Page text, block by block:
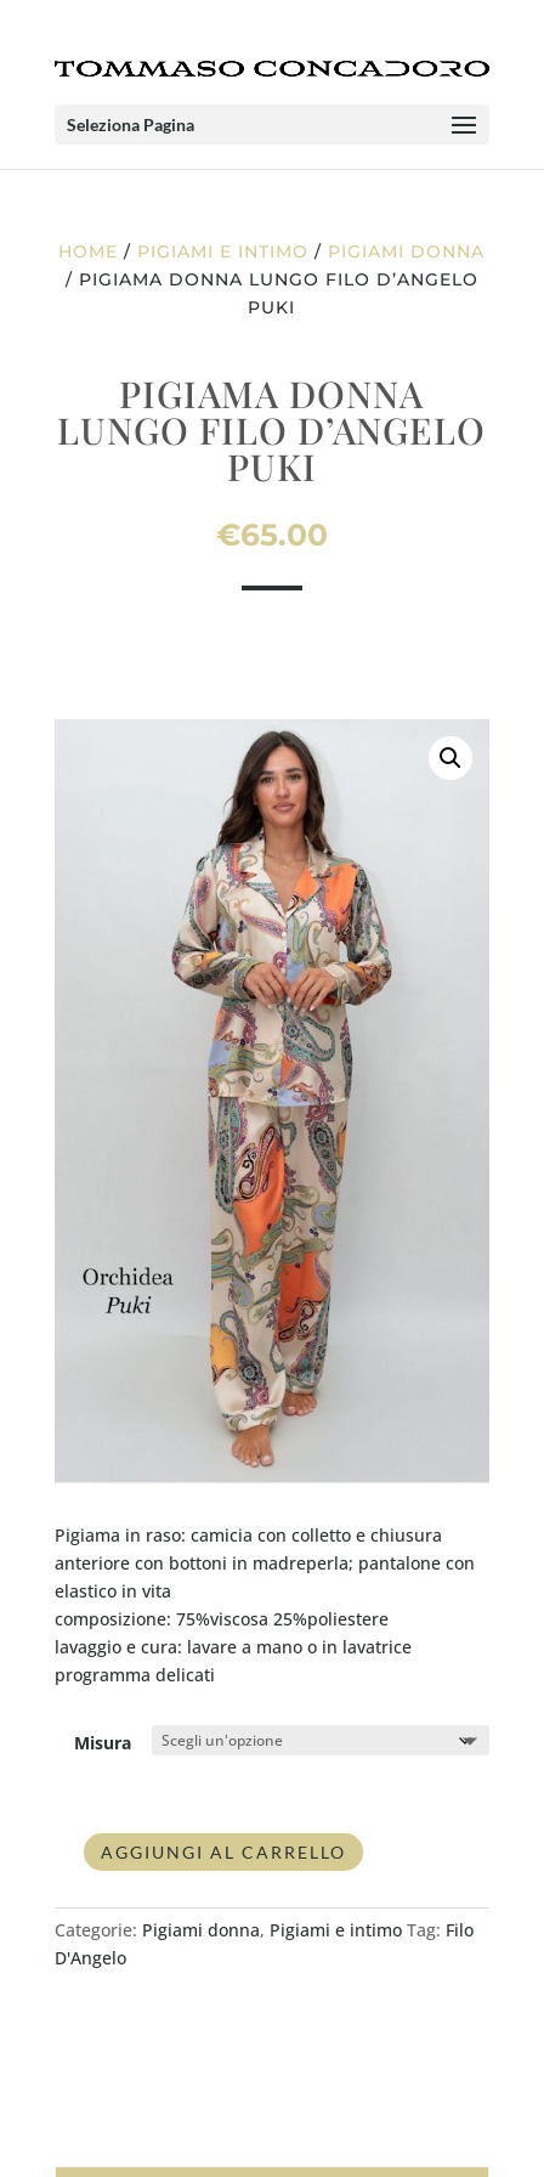
Seleziona Pagina
HOME / PIGIAMI E INTIMO / PIGIAMI DONNA
/ PIGIAMA DONNA LUNGO FILO D’ANGELO
PUKI
PIGIAMA DONNA
LUNGO FILO D’ANGELO
PUKI
€65.00
Pigiama in raso: camicia con colletto e chiusura
anteriore con bottoni in madreperla; pantalone con
elastico in vita
composizione: 75%viscosa 25%poliestere
lavaggio e cura: lavare a mano o in lavatrice
programma delicati
Misura
Pigiama
lungo
Filo
AGGIUNGI AL CARRELLO
Categorie: Pigiami donna, Pigiami e intimo Tag: Filo
D'Angelo